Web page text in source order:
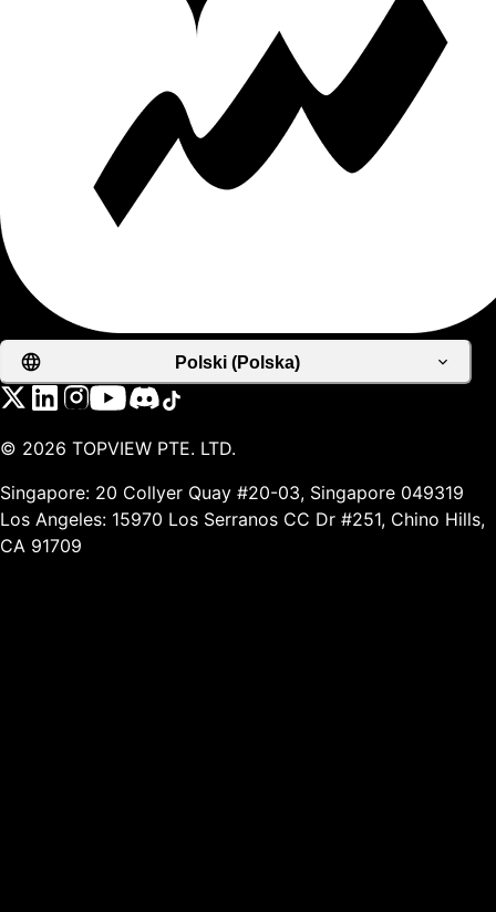
Polski (Polska)
© 2026 TOPVIEW PTE. LTD.
Singapore: 20 Collyer Quay #20-03, Singapore 049319
Los Angeles: 15970 Los Serranos CC Dr #251, Chino Hills,
CA 91709